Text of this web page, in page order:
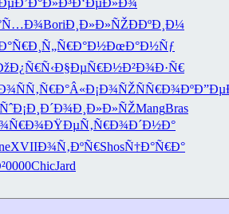
Ð’Ð°Ð»Ð³Ð‘ÐµÐ»Ð¾
BoriÐ¸Ð»Ð»ÑŽÐÐºÐ¸Ð¼
Ñ„Ñ€Ð°Ð½ÐœÐ°Ð½Ñƒ
Ð§ÐµÑ€Ð½Ð²Ð¾Ð·Ñ€
ÑÑ‚Ñ€Ð°Â«Ð¡Ð¾ÑŽÑÑ€Ð¾Ðº
Ð¡Ð¸Ð´Ð¾Ð¸Ð»Ð»ÑŽMangBras
ÐŸÐµÑ‚Ñ€Ð¾Ð´Ð½Ð°
XVIIÐ¾Ñ‚ÐºÑ€ShosÑ†Ð°Ñ€Ð°
0000ChicJard